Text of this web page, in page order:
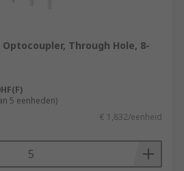
Optocoupler, Through Hole, 8-
5 eenheden)
€ 1,832/eenheid